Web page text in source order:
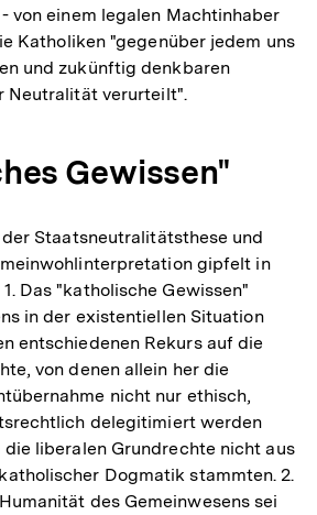
von einem legalen Machtinhaber
Katholiken "gegenüber jedem uns
und zukünftig denkbaren
Neutralität verurteilt".
Gewissen"
Staatsneutralitätsthese und
gipfelt in
Das "katholische Gewissen"
in der existentiellen Situation
entschiedenen Rekurs auf die
von denen allein her die
nicht nur ethisch,
delegitimiert werden
die liberalen Grundrechte nicht aus
Dogmatik stammten. 2.
des Gemeinwesens sei